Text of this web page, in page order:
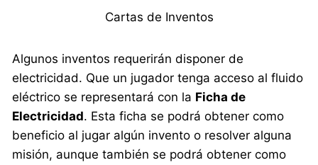
Cartas de Inventos
Algunos inventos requerirán disponer de
electricidad. Que un jugador tenga acceso al fluido
eléctrico se representará con la Ficha de
Electricidad. Esta ficha se podrá obtener como
beneficio al jugar algún invento o resolver alguna
misión, aunque también se podrá obtener como